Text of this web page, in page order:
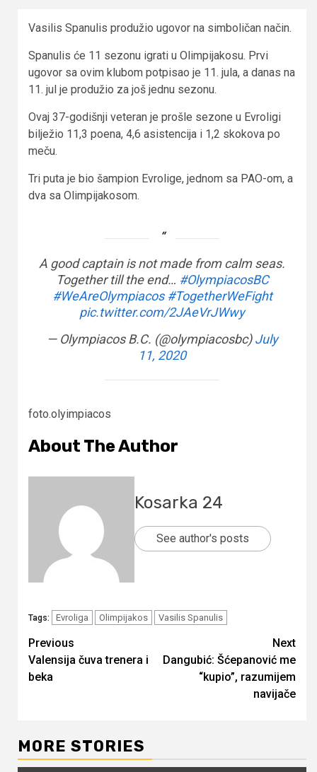
Vasilis Spanulis produžio ugovor na simboličan način.
Spanulis će 11 sezonu igrati u Olimpijakosu. Prvi
ugovor sa ovim klubom potpisao je 11. jula, a danas na
11. jul je produžio za još jednu sezonu.
Ovaj 37-godišnji veteran je prošle sezone u Evroligi
bilježio 11,3 poena, 4,6 asistencija i 1,2 skokova po
meču.
Tri puta je bio šampion Evrolige, jednom sa PAO-om, a
dva sa Olimpijakosom.
A good captain is not made from calm seas.
Together till the end… #OlympiacosBC
#WeAreOlympiacos #TogetherWeFight
pic.twitter.com/2JAeVrJWwy
— Olympiacos B.C. (@olympiacosbc)July
11, 2020
foto.olyimpiacos
About The Author
Kosarka 24
See author's posts
Tags: Evroliga Olimpijakos Vasilis Spanulis
Continue
Reading
Previous
Valensija čuva trenera i
beka
Next
Dangubić: Šćepanović me
“kupio”, razumijem
navijače
MORE STORIES